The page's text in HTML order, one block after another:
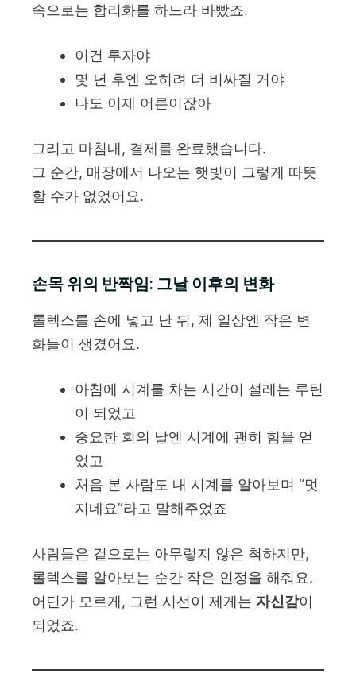
속으로는 합리화를 하느라 바빴죠.
이건 투자야
몇 년 후엔 오히려 더 비싸질 거야
나도 이제 어른이잖아
그리고 마침내, 결제를 완료했습니다.
그 순간, 매장에서 나오는 햇빛이 그렇게 따뜻
할 수가 없었어요.
손목 위의 반짝임: 그날 이후의 변화
롤렉스를 손에 넣고 난 뒤, 제 일상엔 작은 변
화들이 생겼어요.
아침에 시계를 차는 시간이 설레는 루틴
이 되었고
중요한 회의 날엔 시계에 괜히 힘을 얻
었고
처음 본 사람도 내 시계를 알아보며 “멋
지네요”라고 말해주었죠
사람들은 겉으로는 아무렇지 않은 척하지만,
롤렉스를 알아보는 순간 작은 인정을 해줘요.
어딘가 모르게, 그런 시선이 제게는 자신감이
되었죠.